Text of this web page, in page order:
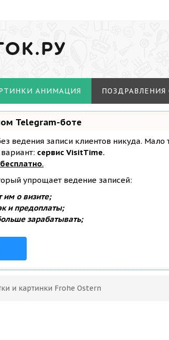
АНИМАЦИЯ
Telegram-боте
ведения записи клиентов никуда.
сервис VisitTime.
.
упрощает ведение записей:
им о визите;
и предоплаты;
зарабатывать;
и картинки Frohe Ostern